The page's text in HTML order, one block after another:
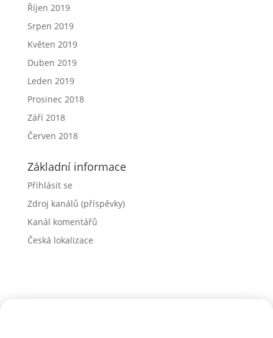
Říjen 2019
Srpen 2019
Květen 2019
Duben 2019
Leden 2019
Prosinec 2018
Září 2018
Červen 2018
Základní informace
Přihlásit se
Zdroj kanálů (příspěvky)
Kanál komentářů
Česká lokalizace